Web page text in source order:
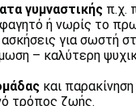
γυμναστικής π.χ.
ή νωρίς το
για σωστή
– καλύτερη
και
τρόπος ζωής.